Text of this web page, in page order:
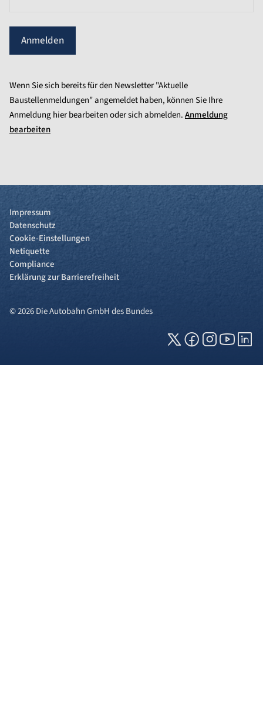
Anmelden
Wenn Sie sich bereits für den Newsletter "Aktuelle
Baustellenmeldungen" angemeldet haben, können Sie Ihre
Anmeldung hier bearbeiten oder sich abmelden.Anmeldung
bearbeiten
Impressum
Datenschutz
Cookie-Einstellungen
Netiquette
Compliance
Erklärung zur Barrierefreiheit
© 2026 Die Autobahn GmbH des Bundes